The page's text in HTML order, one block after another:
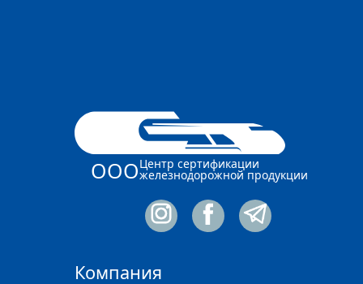
ОООЦентр сертификации
железнодорожной продукции
Компания